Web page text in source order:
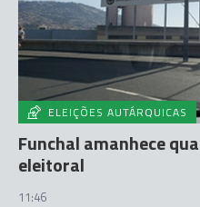
ELEIÇÕES AUTÁRQUICAS
Funchal amanhece
eleitoral
11:46